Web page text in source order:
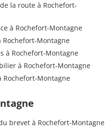
la route à Rochefort-
à Rochefort-Montagne
Rochefort-Montagne
à Rochefort-Montagne
à Rochefort-Montagne
Rochefort-Montagne
brevet à Rochefort-Montagne